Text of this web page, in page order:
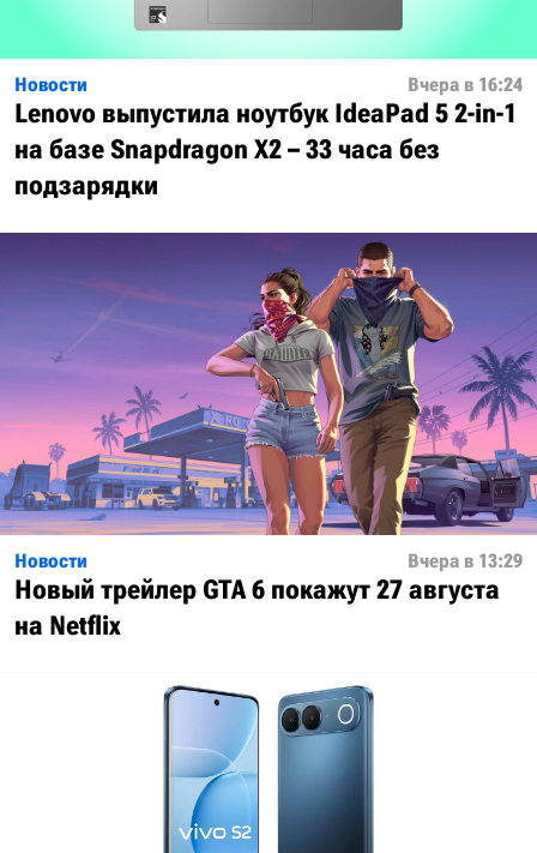
Новости Вчера в 16:24
Lenovo выпустила ноутбук IdeaPad 5 2-in-1
на базе Snapdragon X2 – 33 часа без
подзарядки
Новости Вчера в 13:29
Новый трейлер GTA 6 покажут 27 августа
на Netflix